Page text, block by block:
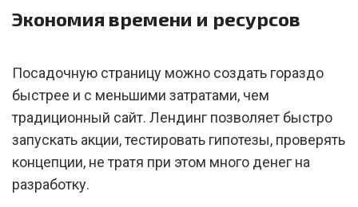
Экономия времени и ресурсов
Посадочную страницу можно создать гораздо
быстрее и с меньшими затратами, чем
традиционный сайт. Лендинг позволяет быстро
запускать акции, тестировать гипотезы, проверять
концепции, не тратя при этом много денег на
разработку.